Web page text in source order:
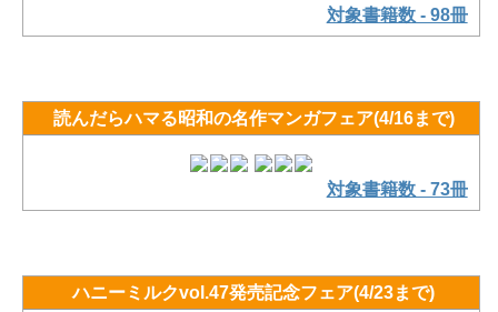
対象書籍数 - 98冊
読んだらハマる昭和の名作マンガフェア(4/16まで)
対象書籍数 - 73冊
ハニーミルクvol.47発売記念フェア(4/23まで)